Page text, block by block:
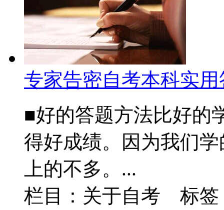
专家告密自考本科实
■好的答题方法比好的
得好成绩。因为我们
上的不多。...
栏目：关于自考 标签